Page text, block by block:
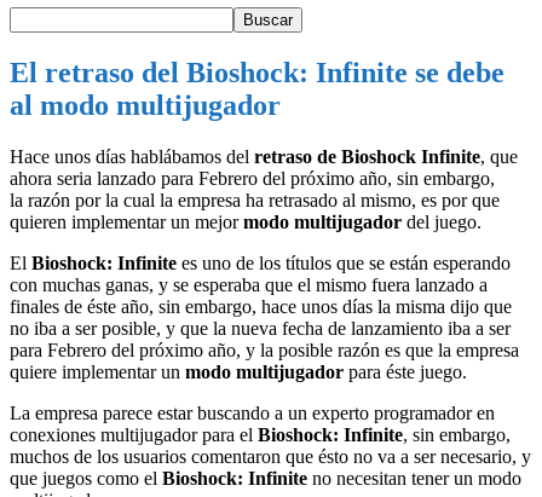
El retraso del Bioshock: Infinite se debe
al modo multijugador
Hace unos días hablábamos del retraso de Bioshock Infinite, que
ahora seria lanzado para Febrero del próximo año, sin embargo,
la razón por la cual la empresa ha retrasado al mismo, es por que
quieren implementar un mejormodo multijugador del juego.
El Bioshock: Infinite es uno de los títulos que se están esperando
con muchas ganas, y se esperaba que el mismo fuera lanzado a
finales de éste año, sin embargo, hace unos días la misma dijo que
no iba a ser posible, y que la nueva fecha de lanzamiento iba a ser
para Febrero del próximo año, y la posible razón es que la empresa
quiere implementar un modo multijugador para éste juego.
La empresa parece estar buscando a un experto programador en
conexiones multijugador para el Bioshock: Infinite, sin embargo,
muchos de los usuarios comentaron que ésto no va a ser necesario, y
que juegos como el Bioshock: Infinite no necesitan tener un modo